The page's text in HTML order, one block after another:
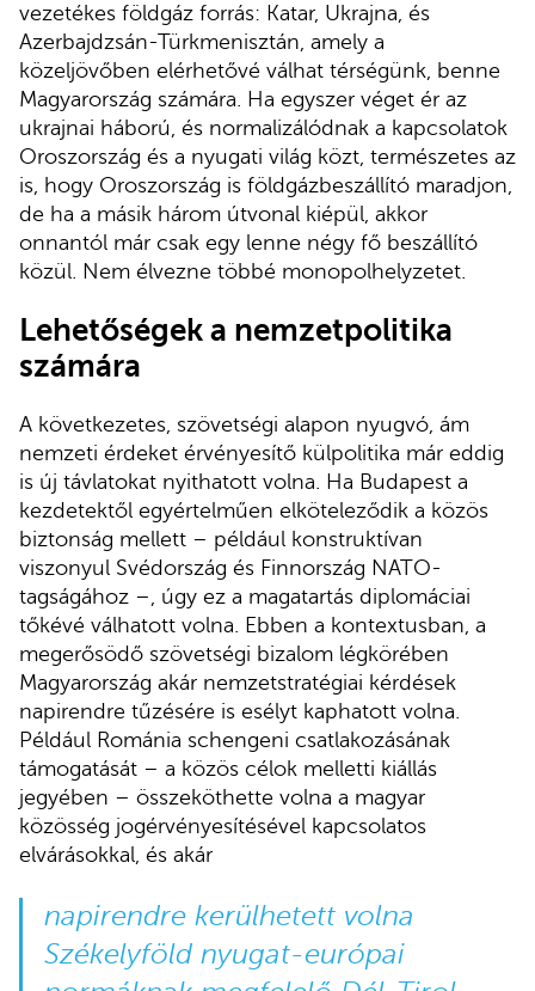
vezetékes földgáz forrás: Katar, Ukrajna, és
Azerbajdzsán-Türkmenisztán, amely a
közeljövőben elérhetővé válhat térségünk, benne
Magyarország számára. Ha egyszer véget ér az
ukrajnai háború, és normalizálódnak a kapcsolatok
Oroszország és a nyugati világ közt, természetes az
is, hogy Oroszország is földgázbeszállító maradjon,
de ha a másik három útvonal kiépül, akkor
onnantól már csak egy lenne négy fő beszállító
közül. Nem élvezne többé monopolhelyzetet.
Lehetőségek a nemzetpolitika
számára
A következetes, szövetségi alapon nyugvó, ám
nemzeti érdeket érvényesítő külpolitika már eddig
is új távlatokat nyithatott volna. Ha Budapest a
kezdetektől egyértelműen elköteleződik a közös
biztonság mellett – például konstruktívan
viszonyul Svédország és Finnország NATO-
tagságához –, úgy ez a magatartás diplomáciai
tőkévé válhatott volna. Ebben a kontextusban, a
megerősödő szövetségi bizalom légkörében
Magyarország akár nemzetstratégiai kérdések
napirendre tűzésére is esélyt kaphatott volna.
Például Románia schengeni csatlakozásának
támogatását – a közös célok melletti kiállás
jegyében – összeköthette volna a magyar
közösség jogérvényesítésével kapcsolatos
elvárásokkal, és akár
napirendre kerülhetett volna
Székelyföld nyugat-európai